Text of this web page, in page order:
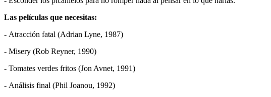
Las películas que necesitas:
- Atracción fatal (Adrian Lyne, 1987)
- Misery (Rob Reyner, 1990)
- Tomates verdes fritos (Jon Avnet, 1991)
- Análisis final (Phil Joanou, 1992)